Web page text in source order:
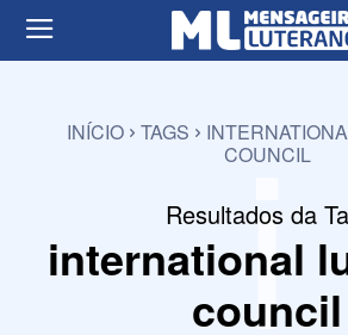
INÍCIO TAGS
COUNCIL
Resultados da
international
council
i